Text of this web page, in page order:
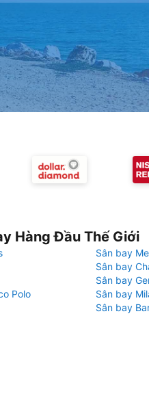
Hàng Đầu Thế Giới
Sân bay
Sân bay
Sân bay
Polo
Sân bay
Sân bay